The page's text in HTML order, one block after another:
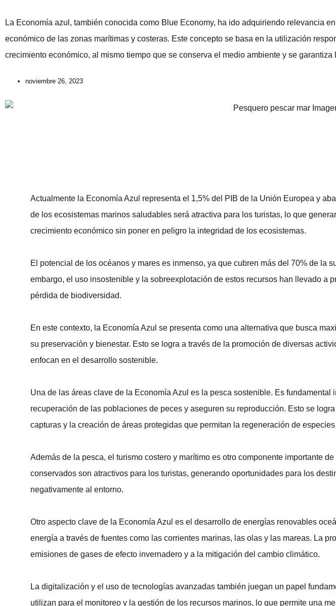
La Economía azul, también conocida como Blue Economy, ha ido adquiriendo relevancia
económico de las zonas marítimas y costeras. Este concepto se basa en la utilización
crecimiento económico, al mismo tiempo que se conserva el medio ambiente y se
noviembre 26, 2023
Actualmente la Economía Azul representa el 1,5% del PIB de la Unión Europea y
de los ecosistemas marinos saludables será atractiva para los turistas, lo que
crecimiento económico sin poner en peligro la integridad de los ecosistemas.
El potencial de los océanos y mares es inmenso, ya que cubren más del 70% de la
embargo, el uso insostenible y la sobreexplotación de estos recursos han llevado a
pérdida de biodiversidad.
En este contexto, la Economía Azul se presenta como una alternativa que busca
su preservación y bienestar. Esto se logra a través de la promoción de diversas
enfocan en el desarrollo sostenible.
Una de las áreas clave de la Economía Azul es la pesca sostenible. Es
recuperación de las poblaciones de peces y aseguren su reproducción. Esto se
capturas y la creación de áreas protegidas que permitan la regeneración de
Además de la pesca, el turismo costero y marítimo es otro componente importante
conservados son atractivos para los turistas, generando oportunidades para los
negativamente al entorno.
Otro aspecto clave de la Economía Azul es el desarrollo de energías renovables
energía a través de fuentes como las corrientes marinas, las olas y las mareas. La
emisiones de gases de efecto invernadero y a la mitigación del cambio climático.
La digitalización y el uso de tecnologías avanzadas también juegan un papel
utilizan para el monitoreo y la gestión de los recursos marinos, lo que permite una